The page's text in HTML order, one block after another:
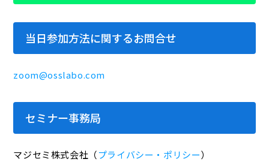
当日参加方法に関するお問合せ
zoom@osslabo.com
セミナー事務局
マジセミ株式会社（プライバシー・ポリシー）